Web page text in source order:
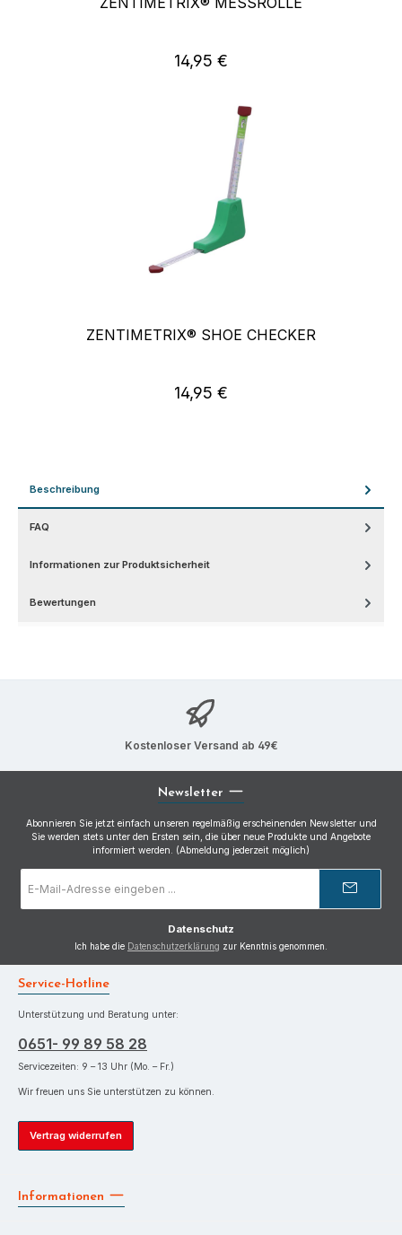
Regulärer Preis:
14,95 €
ZENTIMETRIX® SHOE CHECKER
Regulärer Preis:
14,95 €
Beschreibung
FAQ
Informationen zur Produktsicherheit
Bewertungen
Kostenloser Versand ab 49€
Newsletter
Abonnieren Sie jetzt einfach unseren regelmäßig erscheinenden Newsletter und
Sie werden stets unter den Ersten sein, die über neue Produkte und Angebote
informiert werden. (Abmeldung jederzeit möglich)
Mail-
Datenschutz
Ich habe die Datenschutzerklärung zur Kenntnis genommen.
Service-Hotline
Unterstützung und Beratung unter:
0651- 99 89 58 28
Servicezeiten: 9 – 13 Uhr (Mo. – Fr.)
Wir freuen uns Sie unterstützen zu können.
Vertrag widerrufen
Informationen